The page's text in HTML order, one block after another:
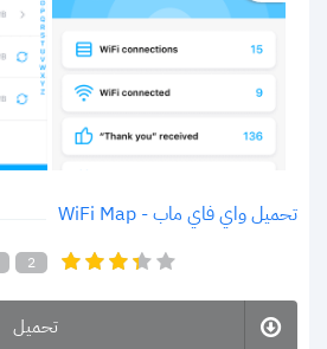
تحميل واي فاي ماب - WiFi Map
2
تحميل